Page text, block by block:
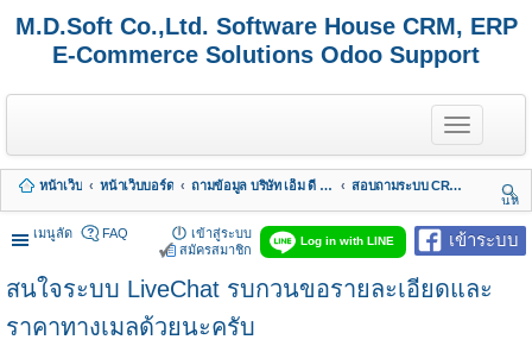
M.D.Soft Co.,Ltd. Software House CRM, ERP
E-Commerce Solutions Odoo Support
T
o
g
l
e
n
a
i
g
หน้าเว็บ หน้าเว็บบอร์ด ถามข้อมูล บริษัท เอ็ม ดี ซอฟต์ จำกัด
สอบถามระบบ CRM - LiveChat - HelpDesk
นห
า
เมนูลัด
เข้าระบบ
Log in with LINE
FAQ
เข้าสู่ระบบ
สมัครสมาชิก
สนใจระบบ LiveChat รบกวนขอรายละเอียดและ
ราคาทางเมลด้วยนะครับ